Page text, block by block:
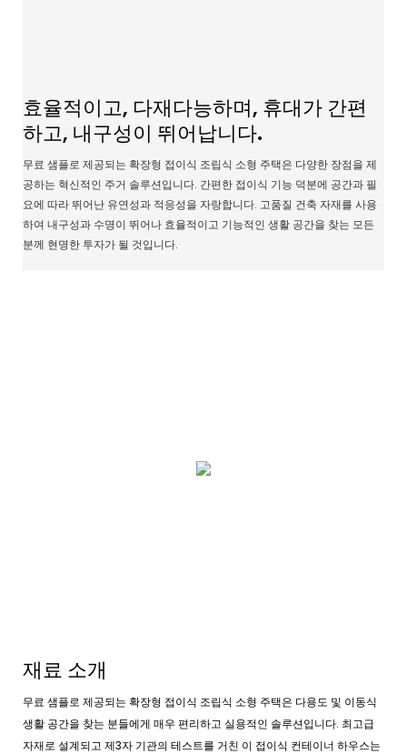
효율적이고, 다재다능하며, 휴대가 간편
하고, 내구성이 뛰어납니다.
무료 샘플로 제공되는 확장형 접이식 조립식 소형 주택은 다양한 장점을 제
공하는 혁신적인 주거 솔루션입니다. 간편한 접이식 기능 덕분에 공간과 필
요에 따라 뛰어난 유연성과 적응성을 자랑합니다. 고품질 건축 자재를 사용
하여 내구성과 수명이 뛰어나 효율적이고 기능적인 생활 공간을 찾는 모든
분께 현명한 투자가 될 것입니다.
재료 소개
무료 샘플로 제공되는 확장형 접이식 조립식 소형 주택은 다용도 및 이동식
생활 공간을 찾는 분들에게 매우 편리하고 실용적인 솔루션입니다. 최고급
자재로 설계되고 제3자 기관의 테스트를 거친 이 접이식 컨테이너 하우스는